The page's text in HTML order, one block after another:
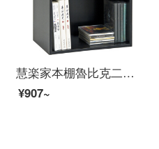
慧楽家本棚魯比克二階セットロッカー雑物収納棚黒11277
¥907~